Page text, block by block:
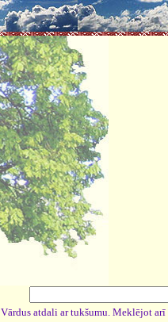
Vārdus atdali ar tukšumu. Meklējot